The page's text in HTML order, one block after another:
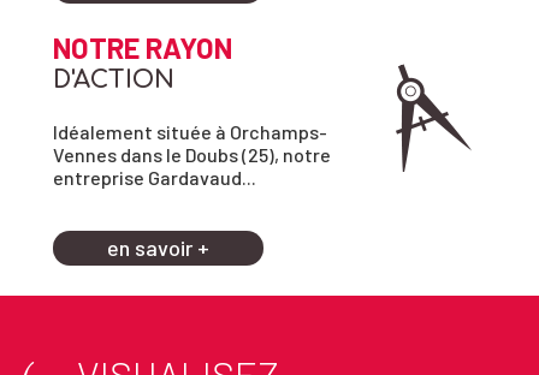
NOTRE RAYON
D'ACTION
Idéalement située à Orchamps-
Vennes dans le Doubs (25), notre
entreprise Gardavaud...
en savoir +